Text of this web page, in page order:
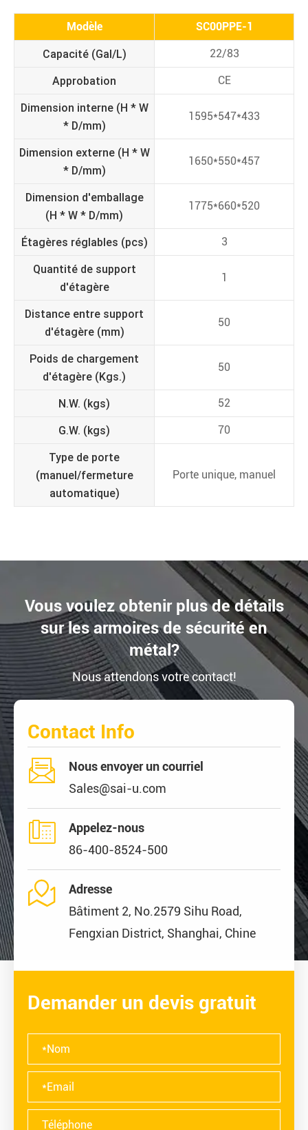
Modèle SC00PPE-1
Capacité (Gal/L) 22/83
Approbation CE
Dimension interne (H * W
* D/mm)
1595*547*433
Dimension externe (H * W
* D/mm)
1650*550*457
Dimension d'emballage
(H * W * D/mm)
1775*660*520
Étagères réglables (pcs) 3
Quantité de support
d'étagère
1
Distance entre support
d'étagère (mm)
50
Poids de chargement
d'étagère (Kgs.)
50
N.W. (kgs) 52
G.W. (kgs) 70
Type de porte
(manuel/fermeture
automatique)
Porte unique, manuel
Vous voulez obtenir plus de détails
sur les armoires de sécurité en
métal?
Nous attendons votre contact!
Contact Info

Nous envoyer un courriel
Sales@sai-u.com

Appelez-nous
86-400-8524-500

Adresse
Bâtiment 2, No.2579 Sihu Road,
Fengxian District, Shanghai, Chine
Demander un devis gratuit